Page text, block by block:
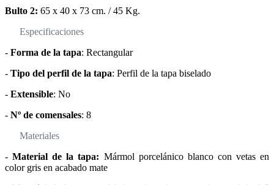
Bulto 2: 65 x 40 x 73 cm. / 45 Kg.
Especificaciones
- Forma de la tapa: Rectangular
- Tipo del perfil de la tapa: Perfil de la tapa biselado
- Extensible: No
- Nº de comensales: 8
Materiales
-Material de la tapa: Mármol porcelánico blanco con vetas en
color gris en acabado mate